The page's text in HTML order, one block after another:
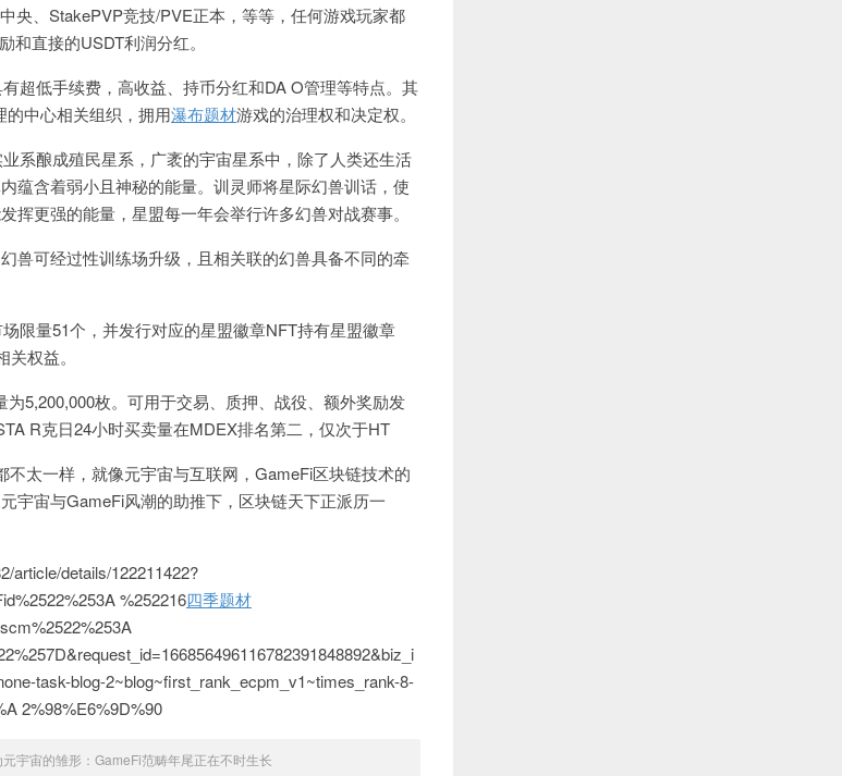
央、StakePVP竞技/PVE正本，等等，任何游戏玩家都
直接的USDT利润分红。
超低手续费，高收益、持币分红和DA O管理等特点。其
中心相关组织，拥用瀑布题材游戏的治理权和决定权。
系酿成殖民星系，广袤的宇宙星系中，除了人类还生活
蕴含着弱小且神秘的能量。训灵师将星际幻兽训话，使
更强的能量，星盟每一年会举行许多幻兽对战赛事。
兽可经过性训练场升级，且相关联的幻兽具备不同的牵
限量51个，并发行对应的星盟徽章NFT持有星盟徽章
权益。
5,200,000枚。可用于交易、质押、战役、额外奖励发
R克日24小时买卖量在MDEX排名第二，仅次于HT
太一样，就像元宇宙与互联网，GameFi区块链技术的
宇宙与GameFi风潮的助推下，区块链天下正派历一
article/details/122211422?
%252216四季题材
task-blog-2~blog~first_rank_ecpm_v1~times_rank-8-
2%98%E6%9D%90
宇宙的雏形：GameFi范畴年尾正在不时生长